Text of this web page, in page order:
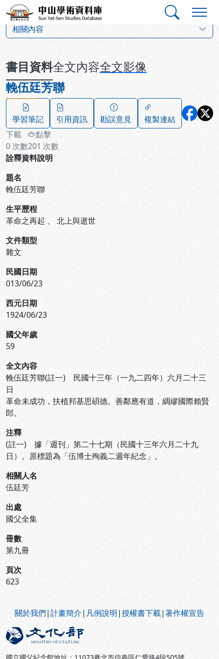
跳到主要內容
中山學術資料庫
相關內容
書目資料全文內容全文影像
輓伍廷芳聯
學習筆記 引用資訊 勘誤意見
複製連結
下載
0 次數
點擊
201 次數
詮釋資料說明
題名
輓伍廷芳聯
生平歷程
革命之再起 、 北上與逝世
文件類型
雜文
民國日期
013/06/23
西元日期
1924/06/23
國父年歲
59
全文內容
輓伍廷芳聯(註一) 民國十三年（一九二四年）六月二十三
日
革命未成功，扶植邦基思碩德。善鄰應有道，綢繆國際賴賢
郎。
注釋
(註一) 據「週刊」第二十七期（民國十三年六月二十九
日）。原標題為「伍博士殉義二週年紀念」。
相關人名
伍廷芳
出處
國父全集
冊數
第九冊
頁次
623
關於我們|計畫簡介| 凡例說明|授權書下載|著作權宣告